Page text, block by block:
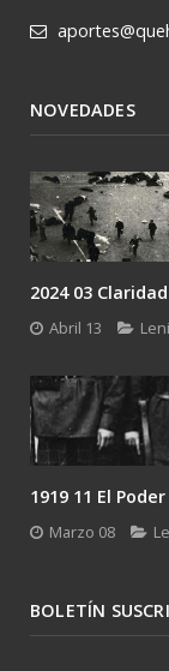
NOVEDADES
2024 03
Abril 13
1919 11 El
Marzo 08
BOLETÍN